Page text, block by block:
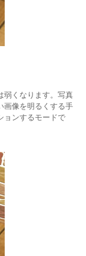
弱くなります。写真
画像を明るくする手
ョンするモードで